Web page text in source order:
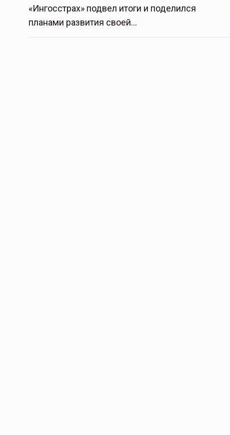
«Ингосстрах» подвел итоги и поделился
планами развития своей…